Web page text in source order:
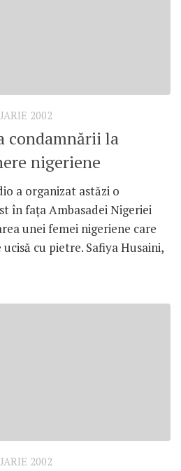
2002
condamnării la
nigeriene
a organizat astăzi o
în faţa Ambasadei Nigeriei
unei femei nigeriene care
cu pietre. Safiya Husaini,
2002